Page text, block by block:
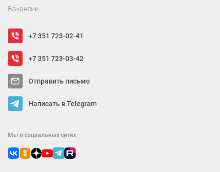
Вакансии
+7 351 723-02-41
+7 351 723-03-42
Отправить письмо
Написать в Telegram
Мы в социальных сетях